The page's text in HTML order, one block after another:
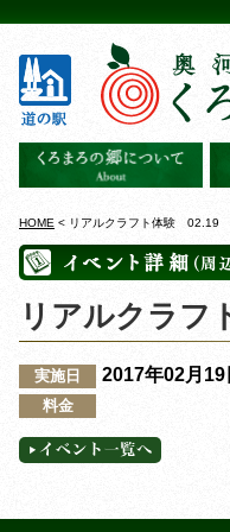
HOME < リアルクラフト体験 02.19
リアルクラ
実施日 2017年02月19
料金